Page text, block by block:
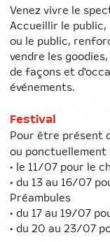
Venez vivre le
Accueillir le
ou le public,
vendre les
de façons et
événements.
Festival
Pour être présent
ou ponctuellement
• le 11/07 pour le
• du 13 au 16/07
Préambules
• du 17 au 19/07
• du 20 au 23/07